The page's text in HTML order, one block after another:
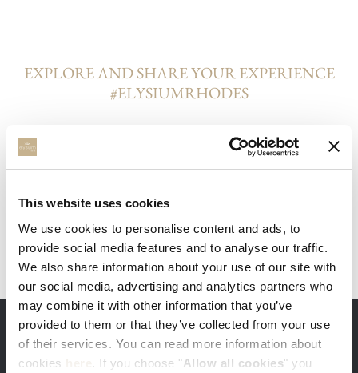
This website uses cookies
We use cookies to personalise content and ads, to
provide social media features and to analyse our traffic.
We also share information about your use of our site with
our social media, advertising and analytics partners who
may combine it with other information that you’ve
provided to them or that they’ve collected from your use
of their services. You can read more information about
cookies
. If you choose "Allow all cookies" you
EXPLORE AND SHARE YOUR EXPERIENCE
#ELYSIUMRHODES
ΤΑ ΠΛΕΟΝΕΚΤΗΜΑΤΑ ΤΗΣ ΑΠΕΥΘΕΙΑΣ
ΚΡΑΤΗΣΗΣ